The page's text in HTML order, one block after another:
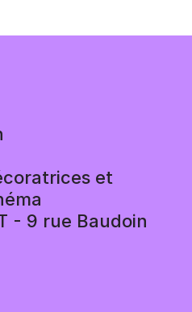
leurs secrets
et
- 9 rue Baudoin